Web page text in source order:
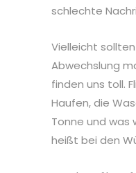
schlechte
Vielleicht
Abwechslung
finden uns toll.
Haufen, die
Tonne und was
heißt bei den